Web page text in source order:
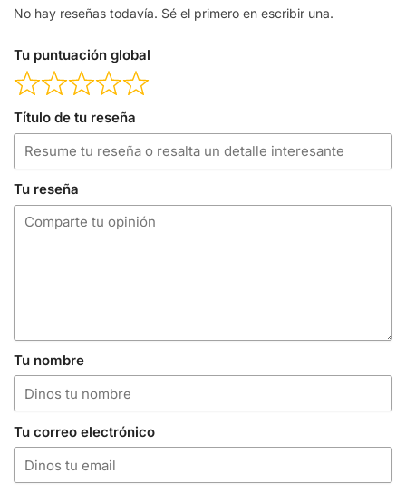
No hay reseñas todavía. Sé el primero en escribir una.
Tu puntuación global
Título de tu reseña
Tu reseña
Tu nombre
Tu correo electrónico